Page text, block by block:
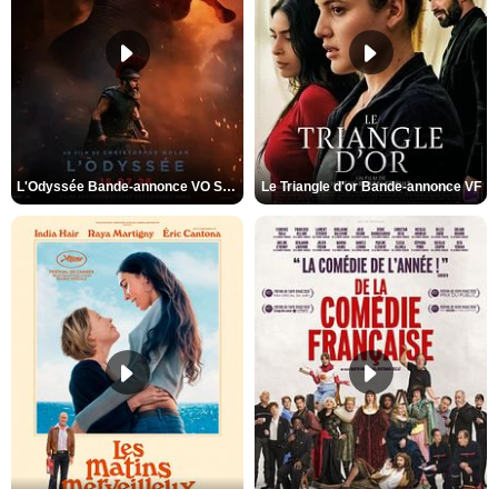
L'Odyssée Bande-annonce VO STFR Le Triangle d'or Bande-annonce VF